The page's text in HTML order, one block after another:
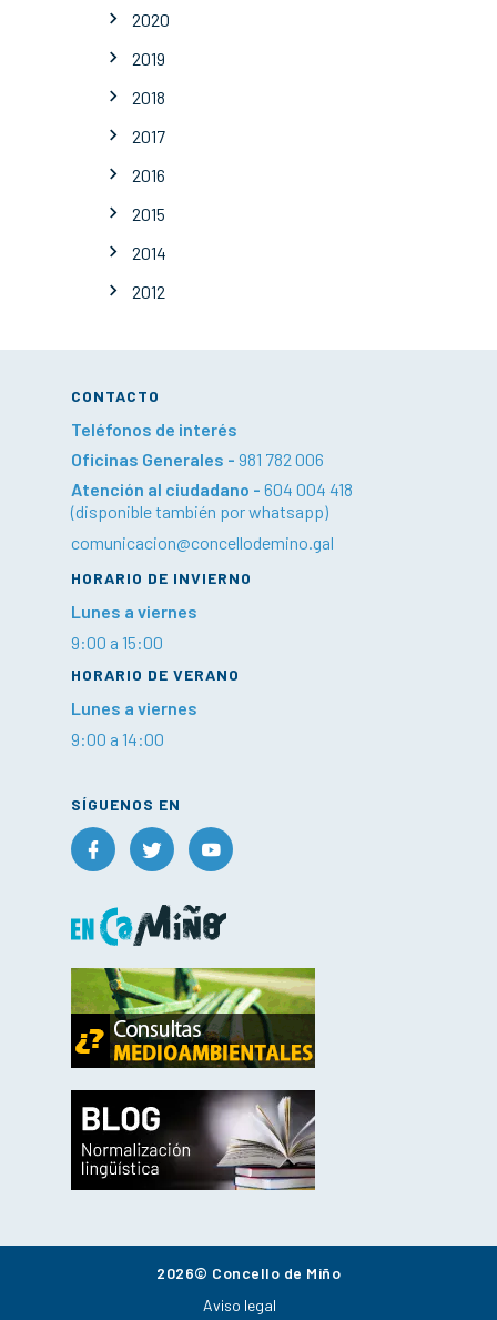
2020
2019
2018
2017
2016
2015
2014
2012
CONTACTO
Teléfonos de interés
Oficinas Generales - 981 782 006
Atención al ciudadano - 604 004 418
(disponible también por whatsapp)
comunicacion@concellodemino.gal
HORARIO DE INVIERNO
Lunes a viernes
9:00 a 15:00
HORARIO DE VERANO
Lunes a viernes
9:00 a 14:00
SÍGUENOS EN
2026© Concello de Miño
Aviso legal